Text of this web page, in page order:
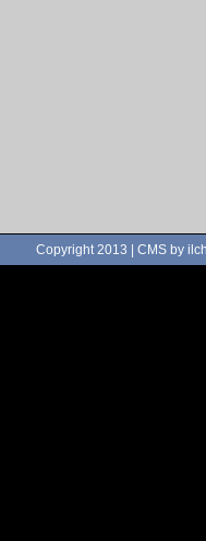
Copyright 2013 | CMS by